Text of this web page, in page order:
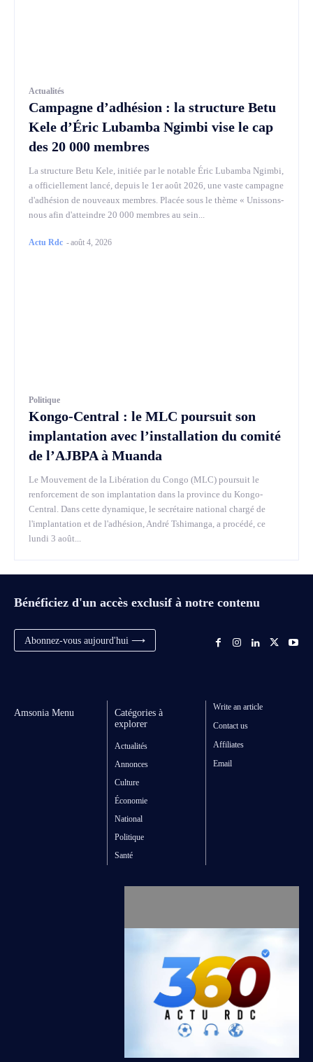
Actualités
Campagne d’adhésion : la structure Betu
Kele d’Éric Lubamba Ngimbi vise le cap
des 20 000 membres
La structure Betu Kele, initiée par le notable Éric Lubamba Ngimbi,
a officiellement lancé, depuis le 1er août 2026, une vaste campagne
d'adhésion de nouveaux membres. Placée sous le thème « Unissons-
nous afin d'atteindre 20 000 membres au sein...
Actu Rdc -août 4, 2026
Politique
Kongo-Central : le MLC poursuit son
implantation avec l’installation du comité
de l’AJBPA à Muanda
Le Mouvement de la Libération du Congo (MLC) poursuit le
renforcement de son implantation dans la province du Kongo-
Central. Dans cette dynamique, le secrétaire national chargé de
l'implantation et de l'adhésion, André Tshimanga, a procédé, ce
lundi 3 août...
Bénéficiez d'un accès exclusif à notre contenu
Abonnez-vous aujourd'hui ⟶
Amsonia Menu
Catégories à
explorer
Actualités
Annonces
Culture
Économie
National
Politique
Santé
Write an article
Contact us
Affiliates
Email